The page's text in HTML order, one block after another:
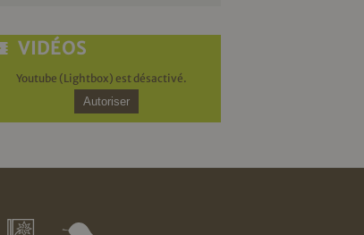
VIDÉOS
Youtube (Lightbox) est désactivé.
Autoriser